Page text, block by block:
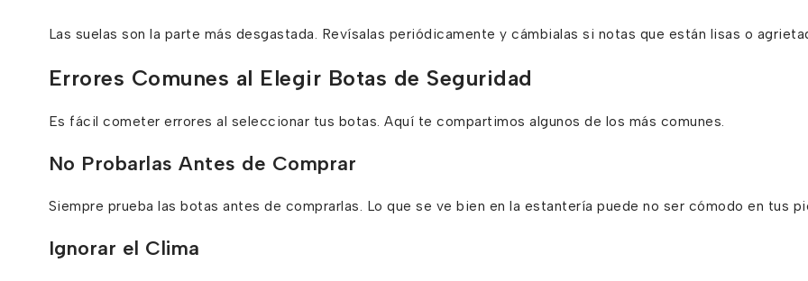
Las suelas son la parte más desgastada. Revísalas periódicamente y cámbialas si notas que están lisas o
Errores Comunes al Elegir Botas de Seguridad
Es fácil cometer errores al seleccionar tus botas. Aquí te compartimos algunos de los más comunes.
No Probarlas Antes de Comprar
Siempre prueba las botas antes de comprarlas. Lo que se ve bien en la estantería puede no ser cómodo en tus
Ignorar el Clima